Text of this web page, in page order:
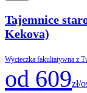
Tajemnice
Kekova)
Wycieczka fakultatywna z
od 609zł/